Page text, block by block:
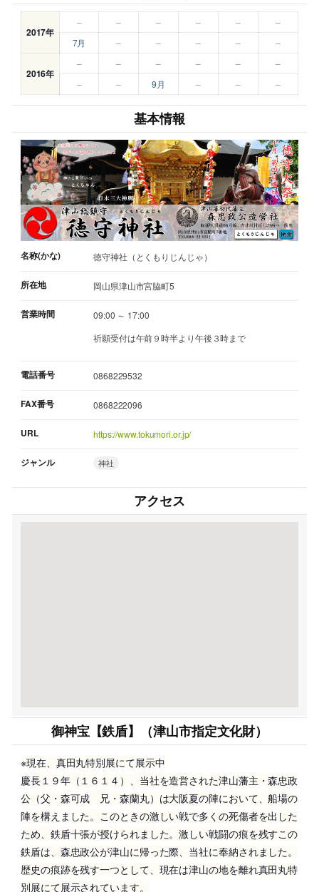
2017年
– – – – –
–
7月
– – – – –
2016年
– – – – –
–
–
– 9月 – – –
基本情報
名称(かな) 徳守神社（とくもりじんじゃ）
所在地 岡山県津山市宮脇町5
営業時間
09:00 ～ 17:00
祈願受付は午前９時半より午後３時まで
電話番号 0868229532
FAX番号 0868222096
URL https://www.tokumori.or.jp/
ジャンル 神社
アクセス
御神宝【鉄盾】（津山市指定文化財）
※現在、真田丸特別展にて展示中
慶長１９年（１６１４）、当社を造営された津山藩主・森忠政
公（父・森可成 兄・森蘭丸）は大阪夏の陣において、船場の
陣を構えました。このときの激しい戦で多くの死傷者を出した
ため、鉄盾十張が授けられました。激しい戦闘の痕を残すこの
鉄盾は、森忠政公が津山に帰った際、当社に奉納されました。
歴史の痕跡を残す一つとして、現在は津山の地を離れ真田丸特
別展にて展示されています。